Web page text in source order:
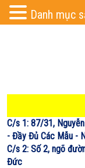
C/s 1: 87/31,
- Đầy Đủ Các Mẫu -
C/s 2: Số 2, ngõ
Đức
Danh mục